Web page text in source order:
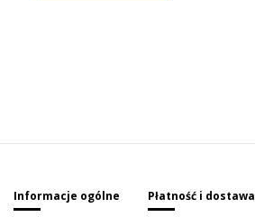
Informacje ogólne
Płatność i dostawa